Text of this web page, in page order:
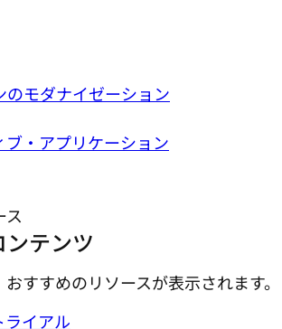
のモダナイゼーション
ブ・アプリケーション
ス
テンツ
すすめのリソースが表示されます。
ライアル